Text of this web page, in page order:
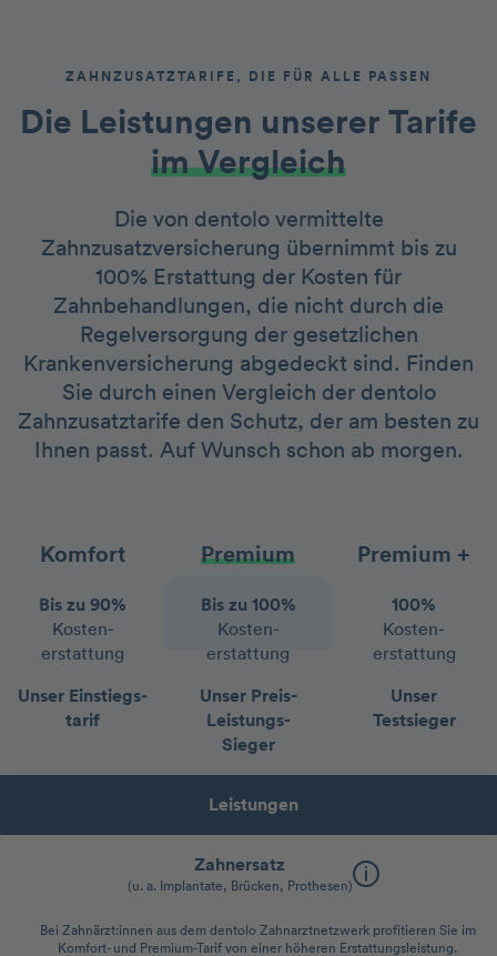
ZAHNZUSATZTARIFE, DIE FÜR ALLE PASSEN
Die Leistungen unserer Tarife
im Vergleich
Die von dentolo vermittelte
Zahnzusatzversicherung übernimmt bis zu
100% Erstattung der Kosten für
Zahnbehandlungen, die nicht durch die
Regelversorgung der gesetzlichen
Krankenversicherung abgedeckt sind. Finden
Sie durch einen Vergleich der dentolo
Zahnzusatztarife den Schutz, der am besten zu
Ihnen passt. Auf Wunsch schon ab morgen.
Komfort Premium Premium +
Bis zu 90%
Kosten­
erstattung
Bis zu 100%
Kosten­
erstattung
100%
Kosten­
erstattung
Unser Einstiegs­
tarif
Unser Preis-
Leistungs-
Sieger
Unser
Testsieger
Leistungen
Zahnersatz
(u. a. Implantate, Brücken, Prothesen)
Bei Zahnärzt:innen aus dem dentolo Zahnarztnetzwerk profitieren Sie im
Komfort- und Premium-Tarif von einer höheren Erstattungsleistung.